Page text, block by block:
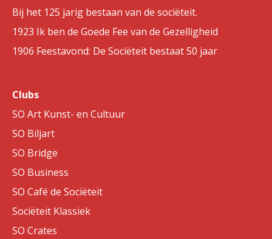
Bij het 125 jarig bestaan van de sociëteit.
1923 Ik ben de Goede Fee van de Gezelligheid
1906 Feestavond: De Sociëteit bestaat 50 jaar
Clubs
SO Art Kunst- en Cultuur
SO Biljart
SO Bridge
SO Business
SO Café de Sociëteit
Sociëteit Klassiek
SO Crates